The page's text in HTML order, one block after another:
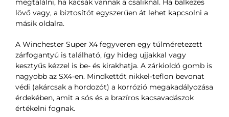
megtalálni, ha kacsák vannak a csaliknál. Ha balkezes
lövő vagy, a biztosítót egyszerűen át lehet kapcsolni a
másik oldalra.
A Winchester Super X4 fegyveren egy túlméretezett
zárfogantyú is található, így hideg ujjakkal vagy
kesztyűs kézzel is be- és kirakhatja. A zárkioldó gomb is
nagyobb az SX4-en. Mindkettőt nikkel-teflon bevonat
védi (akárcsak a hordozót) a korrózió megakadályozása
érdekében, amit a sós és a brazíros kacsavadászok
értékelni fognak.